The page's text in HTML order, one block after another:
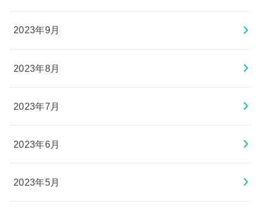
2023年9月
2023年8月
2023年7月
2023年6月
2023年5月